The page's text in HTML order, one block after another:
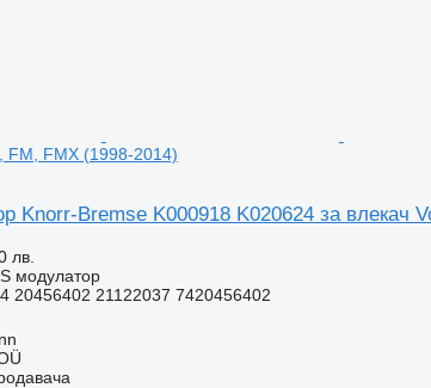
FM, FMX (1998-2014)
Knorr-Bremse K000918 K020624 за влекач
лв.
модулатор
20456402 21122037 7420456402